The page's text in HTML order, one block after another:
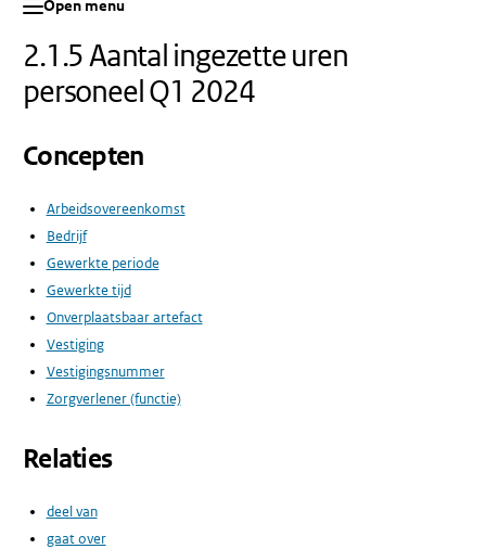
Open menu
2.1.5 Aantal ingezette uren
personeel Q1 2024
Concepten
Arbeidsovereenkomst
Bedrijf
Gewerkte periode
Gewerkte tijd
Onverplaatsbaar artefact
Vestiging
Vestigingsnummer
Zorgverlener (functie)
Relaties
deel van
gaat over